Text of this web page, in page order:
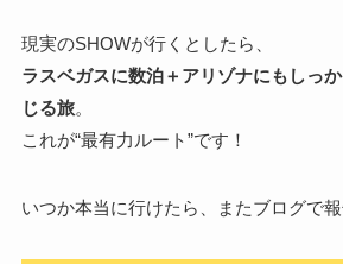
現実のSHOWが行くとしたら、
ラスベガスに数泊＋アリゾナにもしっ
じる旅。
これが“最有力ルート”です！
いつか本当に行けたら、またブログで